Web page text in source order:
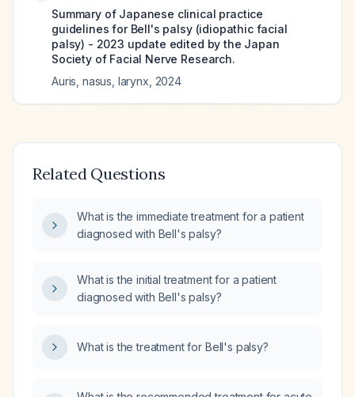
Summary of Japanese clinical practice
guidelines for Bell's palsy (idiopathic facial
palsy) - 2023 update edited by the Japan
Society of Facial Nerve Research.
Auris, nasus, larynx 2024
Related Questions
What is the immediate treatment for a patient
diagnosed with Bell's palsy?
What is the initial treatment for a patient
diagnosed with Bell's palsy?
What is the treatment for Bell's palsy?